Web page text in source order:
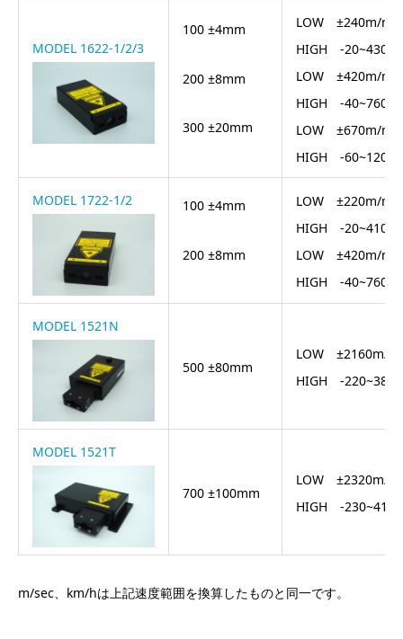
MODEL 1622-1/2/3
100 ±4mm
200 ±8mm
300 ±20mm
LOW ±240m/
HIGH -
LOW ±420m/
HIGH -
LOW ±670m/
HIGH -
MODEL 1722-1/2 100 ±4mm
200 ±8mm
LOW ±220m/
HIGH -
LOW ±420m/
HIGH -
MODEL 1521N
500 ±80mm
LOW ±2160m/
HIGH -
MODEL 1521T
700 ±100mm
LOW ±2320m/
HIGH -
m/sec、km/hは上記速度範囲を換算したものと同一です。